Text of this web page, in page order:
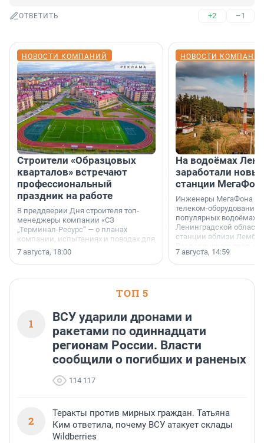
ОТВЕТИТЬ +2 –1
НОВОСТИ КОМПАНИЙ
Строители «Образцовых
кварталов» встречают
профессиональный
праздник на работе
В преддверии Дня строителя топ-
менеджеры компании «СЗ
„Терминал-Ресурс“ — о планах
компании, испытаниях и поводах для
осторожного оптимизма.
7 августа, 18:00
НОВОСТИ
На водоёмах
заработали
станции
Инженеры МегаФона
телеком-оборудование
популярных водоёмах
Ленинградской
станции вблизи
недалеко от Большого
водопада.
7 августа, 14:59
ТОП 5
1
ВСУ ударили дронами и
ракетами по одиннадцати
регионам России. Власти
сообщили о погибших и раненых
114 117
2
Теракты против мирных граждан. Татьяна
Ким ответила, почему ВСУ атакует склады
Wildberries